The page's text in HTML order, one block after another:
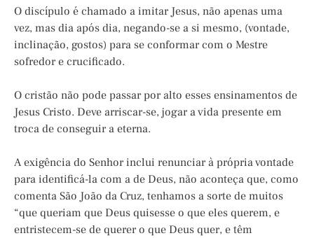
O discípulo é chamado a imitar Jesus, não apenas uma
vez, mas dia após dia, negando-se a si mesmo, (vontade,
inclinação, gostos) para se conformar com o Mestre
sofredor e crucificado.
O cristão não pode passar por alto esses ensinamentos de
Jesus Cristo. Deve arriscar-se, jogar a vida presente em
troca de conseguir a eterna.
A exigência do Senhor inclui renunciar à própria vontade
para identificá-la com a de Deus, não aconteça que, como
comenta São João da Cruz, tenhamos a sorte de muitos
“que queriam que Deus quisesse o que eles querem, e
entristecem-se de querer o que Deus quer, e têm